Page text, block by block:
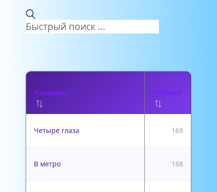
Название Рейтинг
Четыре глаза 169
В метро 168